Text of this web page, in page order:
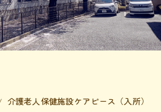
介護老人保健施設ケアピース（入所）